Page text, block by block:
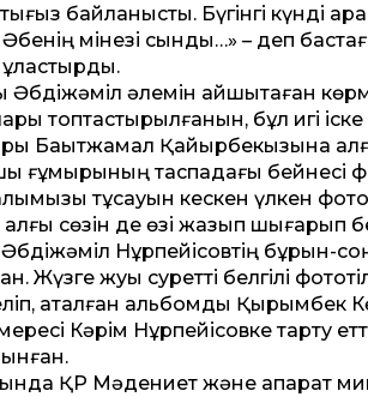
байланысты. Бүгінгі күнді
мінезі сынды…» – деп
әлемін айшықтаған
топтастырылғанын, бұл игі
Бақытжамал Қайырбекқызына
ғұмырының таспадағы бейнесі
тұсауын кескен үлкен
сөзін де өзі жазып шығарып
Нұрпейісовтің бұрын-
Жүзге жуық сурет­ті белгілі
аталған альбомды Қырымбек
Кәрім Нұрпейісовке тарту
ҚР Мәдениет және ақпарат